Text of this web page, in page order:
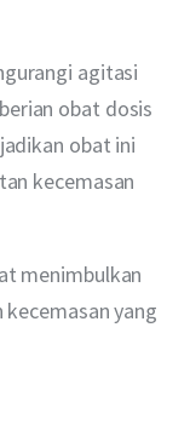
agitasi
obat dosis
obat ini
kecemasan
menimbulkan
yang